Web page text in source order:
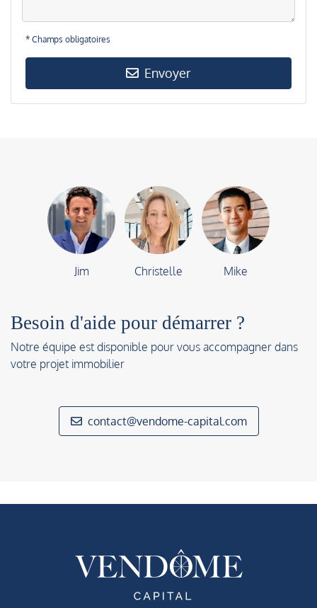
* Champs obligatoires
Envoyer
Jim Christelle Mike
Besoin d'aide pour démarrer ?
Notre équipe est disponible pour vous accompagner dans
votre projet immobilier
contact@vendome-capital.com